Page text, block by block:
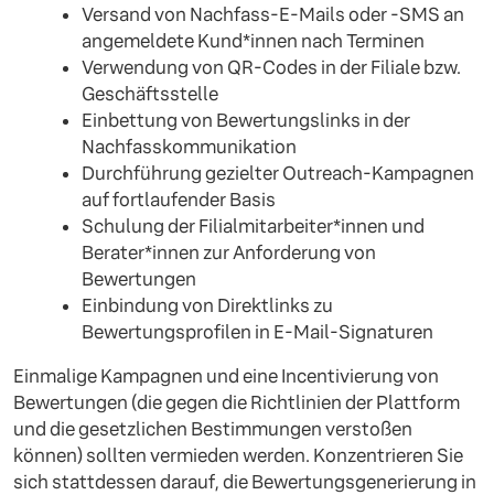
Versand von Nachfass-E-Mails oder -SMS an
angemeldete Kund*innen nach Terminen
Verwendung von QR-Codes in der Filiale bzw.
Geschäftsstelle
Einbettung von Bewertungslinks in der
Nachfasskommunikation
Durchführung gezielter Outreach-Kampagnen
auf fortlaufender Basis
Schulung der Filialmitarbeiter*innen und
Berater*innen zur Anforderung von
Bewertungen
Einbindung von Direktlinks zu
Bewertungsprofilen in E-Mail-Signaturen
Einmalige Kampagnen und eine Incentivierung von
Bewertungen (die gegen die Richtlinien der Plattform
und die gesetzlichen Bestimmungen verstoßen
können) sollten vermieden werden. Konzentrieren Sie
sich stattdessen darauf, die Bewertungsgenerierung in